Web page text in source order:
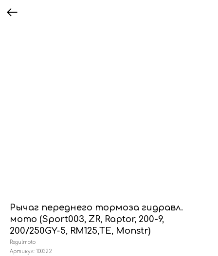
Рычаг переднего тормоза гидравл.
мото (Sport003, ZR, Raptor, 200-9,
200/250GY-5, RM125,ТЕ, Monstr)
Regulmoto
Артикул: 100322